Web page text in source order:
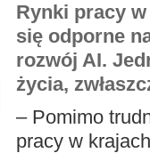
Rynki pracy
się odporne
rozwój AI.
życia,
– Pomimo
pracy w